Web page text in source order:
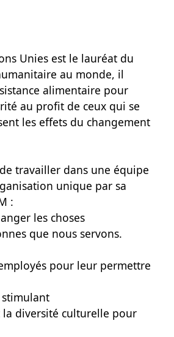
Unies est le lauréat du
au monde, il
alimentaire pour
au profit de ceux qui se
les effets du changement
travailler dans une équipe
unique par sa
:
les choses
que nous servons.
pour leur permettre
diversité culturelle pour